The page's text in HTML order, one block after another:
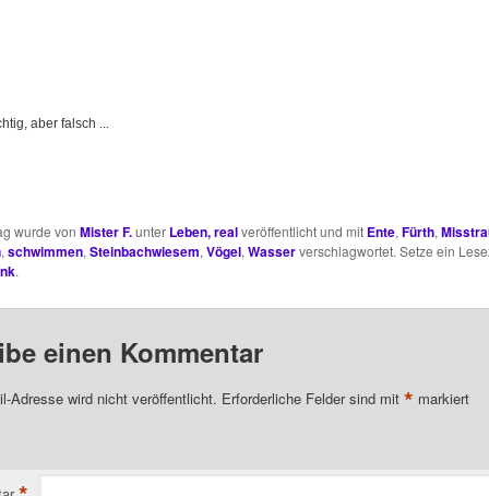
aber falsch ...
wurde von Mister F.unter Leben, realveröffentlicht und mit Ente, Fürth,
, schwimmen, Steinbachwiesem, Vögel, Wasserverschlagwortet. Setze ein
.
einen Kommentar
Adresse wird nicht veröffentlicht. Erforderliche Felder sind mit * markiert